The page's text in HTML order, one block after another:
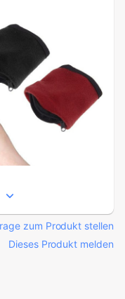
zum Produkt stellen
Dieses Produkt melden